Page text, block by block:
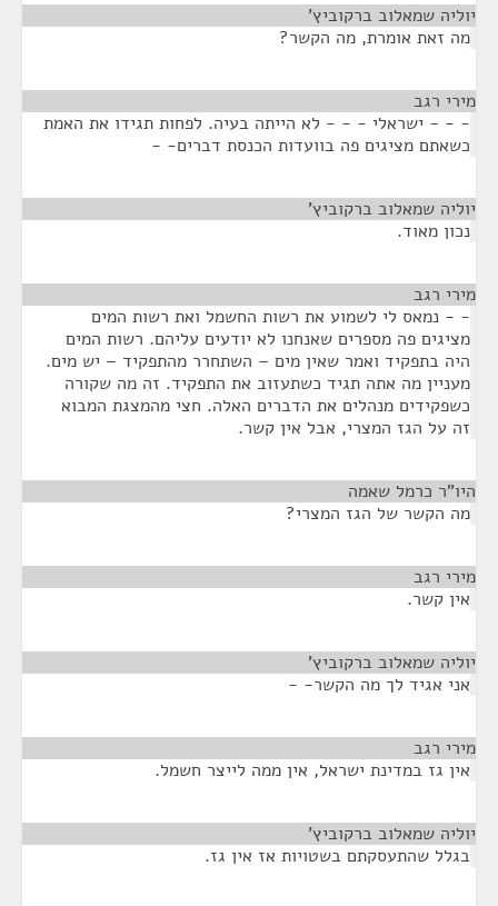
יוליה שמאלוב ברקוביץ'
מה זאת אומרת, מה הקשר?
מירי רגב
- - - ישראלי - - - לא הייתה בעיה. לפחות תגידו את האמת
כשאתם מציגים פה בוועדות הכנסת דברים- -
יוליה שמאלוב ברקוביץ'
נכון מאוד.
מירי רגב
- - נמאס לי לשמוע את רשות החשמל ואת רשות המים
מציגים פה מספרים שאנחנו לא יודעים עליהם. רשות המים
היה בתפקיד ואמר שאין מים – השתחרר מהתפקיד – יש מים.
מעניין מה אתה תגיד כשתעזוב את התפקיד. זה מה שקורה
כשפקידים מנהלים את הדברים האלה. חצי מהמצגת המבוא
זה על הגז המצרי, אבל אין קשר.
היו"ר כרמל שאמה
מה הקשר של הגז המצרי?
מירי רגב
אין קשר.
יוליה שמאלוב ברקוביץ'
אני אגיד לך מה הקשר- -
מירי רגב
אין גז במדינת ישראל, אין ממה לייצר חשמל.
יוליה שמאלוב ברקוביץ'
בגלל שהתעסקתם בשטויות אז אין גז.